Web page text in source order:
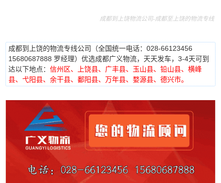
成都到上饶物流公司-成都至上饶的物流专线
成都到上饶的物流专线公司（全国统一电话：028-66123456
15680687888 罗经理）优选成都广义物流，天天发车，3-4天可到
达以下地点：信州区、上饶县、广丰县、玉山县、铅山县、横峰
县、弋阳县、余干县、鄱阳县、万年县、婺源县、德兴市。